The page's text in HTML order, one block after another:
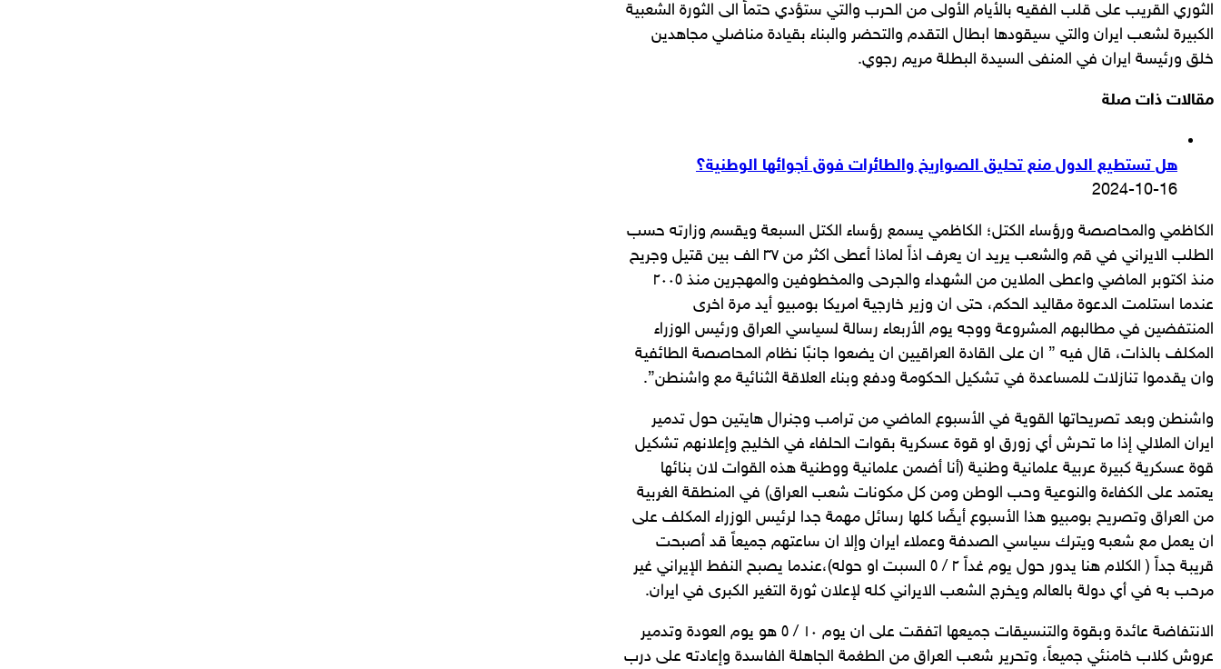
الثوري القريب على قلب الفقيه بالأيام الأولى من الحرب والتي ستؤدي حتماً الى الثورة الشعبية
الكبيرة لشعب ايران والتي سيقودها ابطال التقدم والتحضر والبناء بقيادة مناضلي مجاهدين
خلق ورئيسة ايران في المنفى السيدة البطلة مريم رجوي.
مقالات ذات صلة
هل تستطيع الدول منع تحليق الصواريخ والطائرات فوق أجوائها الوطنية؟
2024-10-16
الكاظمي والمحاصصة ورؤساء الكتل؛ الكاظمي يسمع رؤساء الكتل السبعة ويقسم وزارته حسب
الطلب الايراني في قم والشعب يريد ان يعرف اذاً لماذا أعطى اكثر من ٣٧ الف بين قتيل وجريح
منذ اكتوبر الماضي واعطى الملاين من الشهداء والجرحى والمخطوفين والمهجرين منذ ٢٠٠٥
عندما استلمت الدعوة مقاليد الحكم، حتى ان وزير خارجية امريكا بومبيو أيد مرة اخرى
المنتفضين في مطالبهم المشروعة ووجه يوم الأربعاء رسالة لسياسي العراق ورئيس الوزراء
المكلف بالذات، قال فيه ” ان على القادة العراقيين ان يضعوا جانبًا نظام المحاصصة الطائفية
وان يقدموا تنازلات للمساعدة في تشكيل الحكومة ودفع وبناء العلاقة الثنائية مع واشنطن”.
واشنطن وبعد تصريحاتها القوية في الأسبوع الماضي من ترامب وجنرال هايتين حول تدمير
ايران الملالي إذا ما تحرش أي زورق او قوة عسكرية بقوات الحلفاء في الخليج وإعلانهم تشكيل
قوة عسكرية كبيرة عربية علمانية وطنية (أنا أضمن علمانية ووطنية هذه القوات لان بنائها
يعتمد على الكفاءة والنوعية وحب الوطن ومن كل مكونات شعب العراق) في المنطقة الغربية
من العراق وتصريح بومبيو هذا الأسبوع أيضًا كلها رسائل مهمة جدا لرئيس الوزراء المكلف على
ان يعمل مع شعبه ويترك سياسي الصدفة وعملاء ايران وإلا ان ساعتهم جميعاً قد أصبحت
قريبة جداً ( الكلام هنا يدور حول يوم غداً ٢ / ٥ السبت او حوله)،عندما يصبح النفط الإيراني غير
مرحب به في أي دولة بالعالم ويخرج الشعب الايراني كله لإعلان ثورة التغير الكبرى في ايران.
الانتفاضة عائدة وبقوة والتنسيقات جميعها اتفقت على ان يوم ١٠ / ٥ هو يوم العودة وتدمير
عروش كلاب خامنئي جميعاً، وتحرير شعب العراق من الطغمة الجاهلة الفاسدة وإعادته على درب